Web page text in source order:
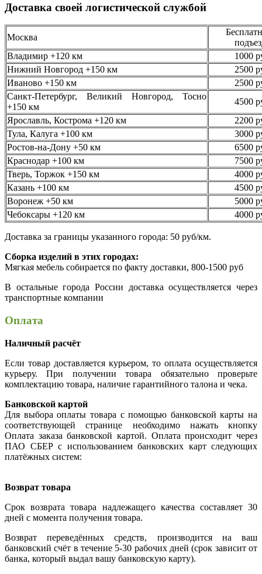
Доставка своей логистической службой
Москва
Владимир +120 км
1000
Нижний Новгород +150 км
2500
Иваново +150 км
2500
Санкт-Петербург, Великий Новгород, Тосно
+150 км
4500
Ярославль, Кострома +120 км
2200
Тула, Калуга +100 км
3000
Ростов-на-Дону +50 км
6500
Краснодар +100 км
7500
Тверь, Торжок +150 км
4000
Казань +100 км
4500
Воронеж +50 км
5000
Чебоксары +120 км
4000
Доставка за границы указанного города: 50 руб/км.
Сборка изделий в этих городах:
Мягкая мебель собирается по факту доставки, 800-1500 руб
В остальные города России доставка осуществляется через
транспортные компании
Оплата
Наличный расчёт
Если товар доставляется курьером, то оплата осуществляется
курьеру. При получении товара обязательно проверьте
комплектацию товара, наличие гарантийного талона и чека.
Банковской картой
Для выбора оплаты товара с помощью банковской карты на
соответствующей странице необходимо нажать кнопку
Оплата заказа банковской картой. Оплата происходит через
ПАО СБЕР с использованием банковских карт следующих
платёжных систем:
Возврат товара
Срок возврата товара надлежащего качества составляет 30
дней с момента получения товара.
Возврат переведённых средств, производится на ваш
банковский счёт в течение 5-30 рабочих дней (срок зависит от
банка, который выдал вашу банковскую карту).